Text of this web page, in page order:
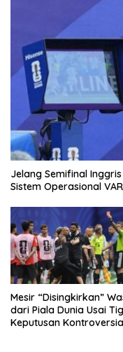
Jelang Semifinal
Sistem Operasional VAR
Mesir “Disingkirkan”
dari Piala Dunia Usai
Keputusan